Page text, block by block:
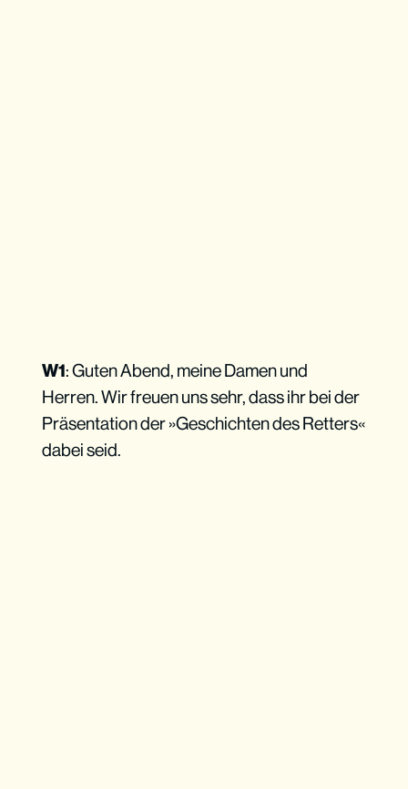
W1: Guten Abend, meine Damen und
Herren. Wir freuen uns sehr, dass ihr bei der
Präsentation der »Geschichten des Retters«
dabei seid.